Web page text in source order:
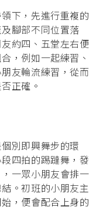
下，先進行重複的
腳部不同位置落
約四、五堂左右便
，例如一起練習、
友輪流練習，從而
正確。
別即興舞步的環
四拍的踢躂舞，發
一眾小朋友會排一
。初班的小朋友主
，便會配合上身的